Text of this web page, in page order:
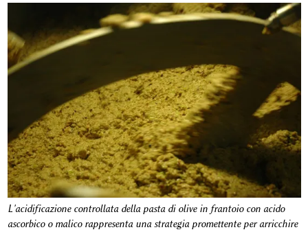
L'acidificazione controllata della pasta di olive in frantoio con acido
ascorbico o malico rappresenta una strategia promettente per arricchire